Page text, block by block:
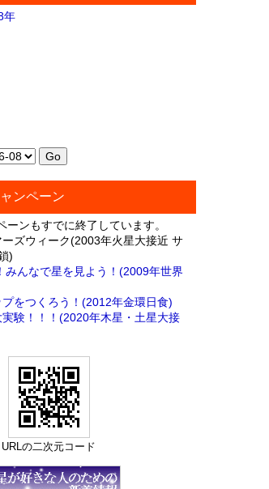
年
ンペーン
ンもすでに終了しています。
ズウィーク(2003年火星大接近 サ
)
みんなで星を見よう！(2009年世界
をつくろう！(2012年金環日食)
験！！！(2020年木星・土星大接
URLの二次元コード